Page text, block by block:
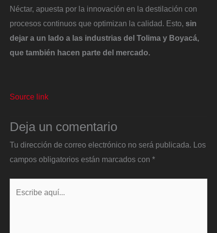
Néctar, apuesta por la innovación en la destilación con
procesos continuos que optimizan la calidad. Esto, sin
dejar a un lado a las industrias del Tolima y Boyacá,
que también hacen parte del mercado.
Source link
Deja un comentario
Tu dirección de correo electrónico no será publicada. Los
campos obligatorios están marcados con *